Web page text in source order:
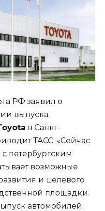
РФ заявил о
выпуска
в Санкт-
ТАСС: «Сейчас
петербургским
возможные
и целевого
площадки.
автомобилей.